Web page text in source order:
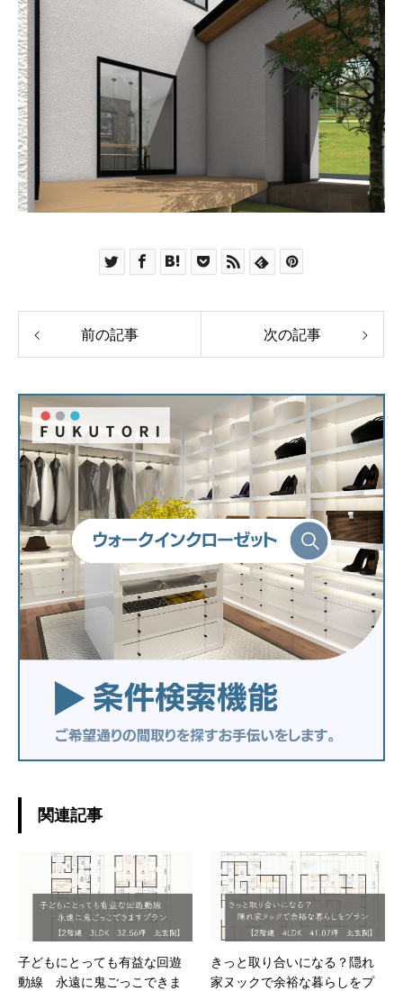
前の記事 次の記事
関連記事
子どもにとっても有益な回遊
動線 永遠に鬼ごっこできま
きっと取り合いになる？隠れ
家ヌックで余裕な暮らしをプ